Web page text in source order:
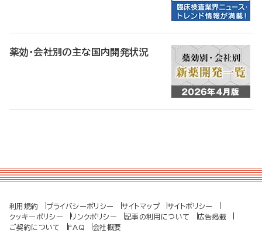
薬効・会社別の主な国内開発状況
利用規約 プライバシーポリシー サイトマップ
サイトポリシー
クッキーポリシー
リンクポリシー 記事の利用について
広告掲載
ご契約について
FAQ 会社概要